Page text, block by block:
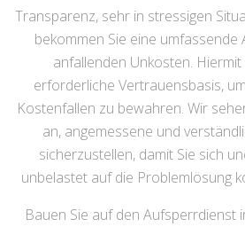
Transparenz, sehr in stressigen
bekommen Sie eine umfassende
anfallenden Unkosten.
erforderliche Vertrauensbasis,
Kostenfallen zu bewahren. Wir
an, angemessene und
sicherzustellen, damit Sie sich
unbelastet auf die Problemlösung
Bauen Sie auf den Aufsperrdienst